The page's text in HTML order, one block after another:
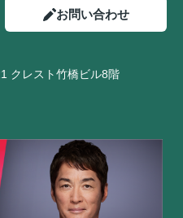
お問い合わせ
クレスト竹橋ビル8階